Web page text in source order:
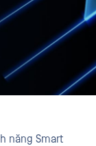
năng Smart